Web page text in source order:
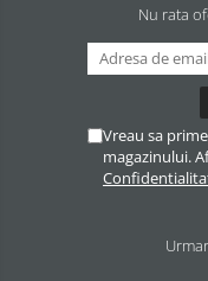
Nu rata
Vreau sa
magazinului.